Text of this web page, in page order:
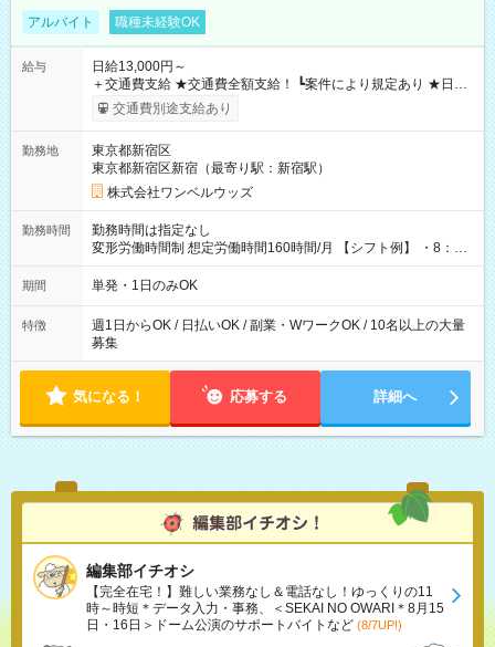
アルバイト 職種未経験OK
給与
日給13,000円～
＋交通費支給 ★交通費全額支給！ ┗案件により規定あり ★日払
いOK！（規定あり） ┗働いたその日に現金GET♪ お仕事後はコ
ンビニATMから 日払い分を引き落とせます！ 【試用期間】試
交通費別途支給あり
勤務地
東京都新宿区
東京都新宿区新宿（最寄り駅：新宿駅）
株式会社ワンベルウッズ
勤務時間
勤務時間は指定なし
変形労働時間制 想定労働時間160時間/月 【シフト例】 ・8：00
～21：00
期間 単発・1日のみOK
特徴
週1日からOK / 日払いOK / 副業・WワークOK / 10名以上の大量
募集
気になる！ 応募する 詳細へ
編集部イチオシ
【完全在宅！】難しい業務なし＆電話なし！ゆっくりの11
時～時短＊データ入力・事務、＜SEKAI NO OWARI＊8月15
日・16日＞ドーム公演のサポートバイトなど (8/7UP!)